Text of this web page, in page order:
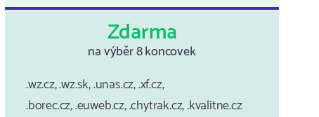
Zdarma
na výběr 8 koncovek
.wz.cz, .wz.sk, .unas.cz, .xf.cz,
.borec.cz, .euweb.cz, .chytrak.cz, .kvalitne.cz